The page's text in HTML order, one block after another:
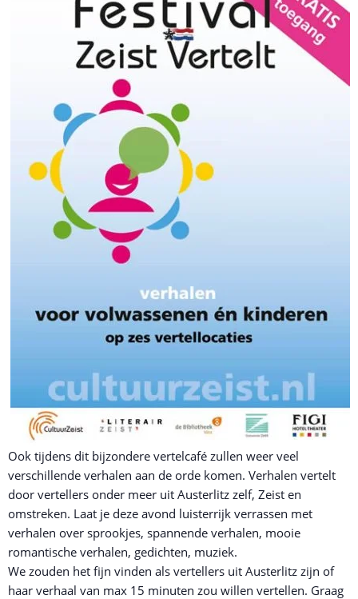
Ook tijdens dit bijzondere vertelcafé zullen weer veel
verschillende verhalen aan de orde komen. Verhalen vertelt
door vertellers onder meer uit Austerlitz zelf, Zeist en
omstreken. Laat je deze avond luisterrijk verrassen met
verhalen over sprookjes, spannende verhalen, mooie
romantische verhalen, gedichten, muziek.
We zouden het fijn vinden als vertellers uit Austerlitz zijn of
haar verhaal van max 15 minuten zou willen vertellen. Graag